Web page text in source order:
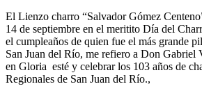
El Lienzo charro “Salvador Gómez
14 de septiembre en el meritito Día del
el cumpleaños de quien fue el más grande
San Juan del Río, me refiero a Don Gabriel
en Gloria esté y celebrar los 103 años de
Regionales de San Juan del Río.,